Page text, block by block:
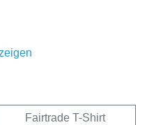
Fairtrade T-Shirt